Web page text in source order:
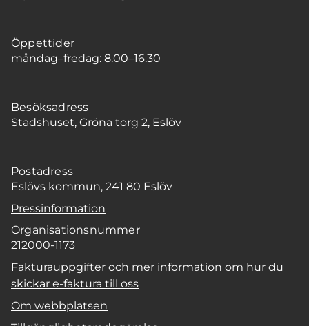
Öppettider
måndag–fredag: 8.00–16.30
Besöksadress
Stadshuset, Gröna torg 2, Eslöv
Postadress
Eslövs kommun, 241 80 Eslöv
Pressinformation
Organisationsnummer
212000-1173
Fakturauppgifter och mer information om hur du
skickar e-faktura till oss
Om webbplatsen